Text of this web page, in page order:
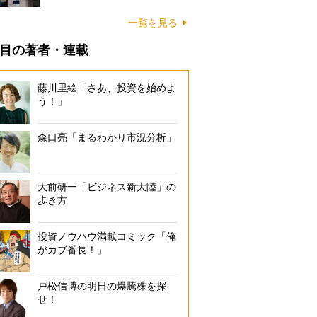
一覧を見る
の著者・連載
藤川里絵「さあ、投資を始めよ
う！」
森口亮「まるわかり市況分析」
大前研一「ビジネス新大陸」の
歩き方
投資ノウハウ満載コミック「俺
がカブ番長！」
戸松信博の明日の爆騰株を探
せ！